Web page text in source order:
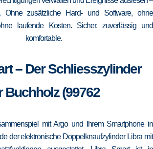
zusätzliche Hard- und Software, ohne
laufende Kosten. Sicher, zuverlässig und
komfortable.
– Der Schliesszylinder
Buchholz (99762
mit Argo und Ihrem Smartphone in
der elektronische Doppelknaufzylinder Libra mit